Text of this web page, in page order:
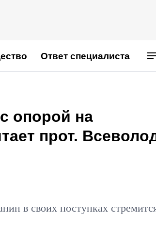
Ответ специалиста
опорой на
прот.
в своих поступках